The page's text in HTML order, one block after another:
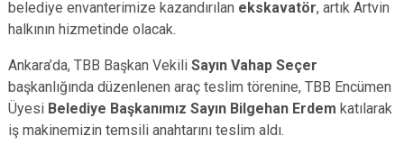
belediye envanterimize kazandırılan ekskavatör, artık Artvin
halkının hizmetinde olacak.
Ankara’da, TBB Başkan Vekili Sayın Vahap Seçer
başkanlığında düzenlenen araç teslim törenine, TBB Encümen
Üyesi Belediye Başkanımız Sayın Bilgehan Erdem katılarak
iş makinemizin temsili anahtarını teslim aldı.